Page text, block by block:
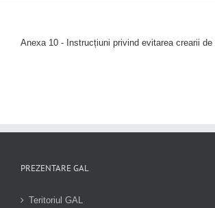
Anexa 10 - Instrucțiuni privind evitarea crearii
PREZENTARE GAL
Teritoriul GAL